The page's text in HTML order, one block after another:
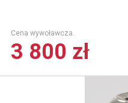
Cena wywoławcza.
3 800 zł